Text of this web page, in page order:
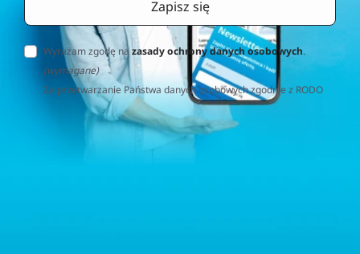
Wyrażam zgodę nazasady ochrony danych osobowych.
(wymagane)
Za przetwarzanie Państwa danych osobowych zgodnie z RODO
(Rozporządzenie o Ochronie Danych Osobowych) odpowiedzialna
jest firma Home&Decor Sp. z o.o., Instalatorów 17/108, 02-237
Warszawa, Polska, NIP: PL5223059837 („Administrator”). W